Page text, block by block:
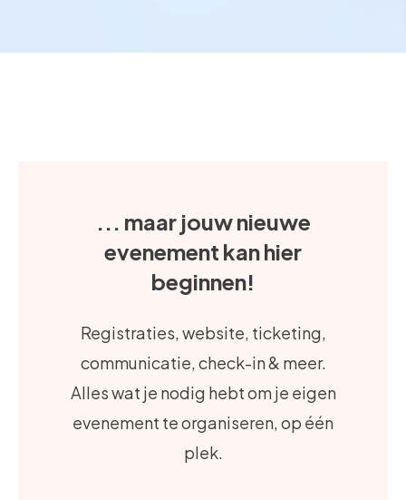
... maar jouw nieuwe
evenement kan hier
beginnen!
Registraties, website, ticketing,
communicatie, check-in & meer.
Alles wat je nodig hebt om je eigen
evenement te organiseren, op één
plek.